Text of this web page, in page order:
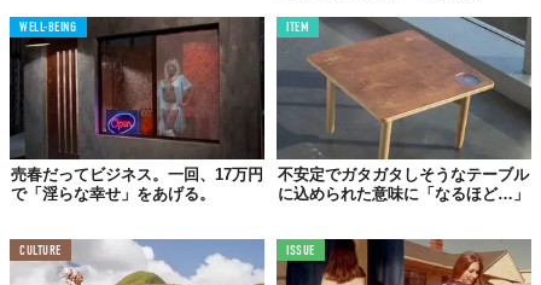
WELL-BEING
売春だってビジネス。一回、17万円
で「淫らな幸せ」をあげる。
ITEM
不安定でガタガタしそうなテーブル
に込められた意味に「なるほど…」
CULTURE ISSUE